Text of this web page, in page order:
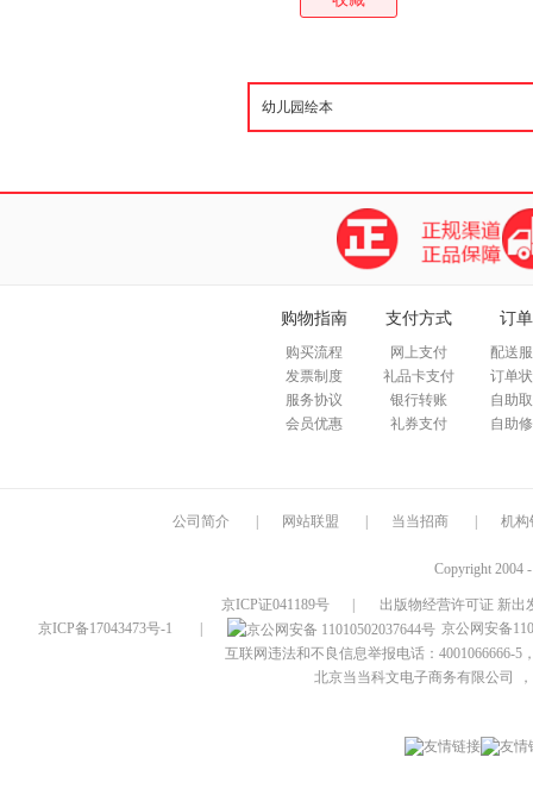
购物指南
购买流程
发票制度
服务协议
会员优惠
支付方式
网上支付
礼品卡支付
银行转账
礼券支付
订
配送
订单
自助
自助
公司简介 网站联盟 当当招商 机构
Copyright 2004
京ICP证041189号
出版物经营许可证 新出
京ICP备17043473号-1
京公网安备
互联网违法和不良信息举报电话：4001066666-5
北京当当科文电子商务有限公司